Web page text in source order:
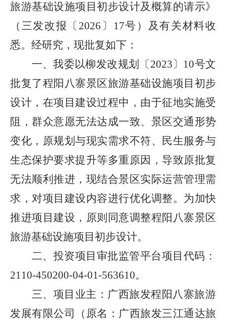
旅游基础设施项目初步设计及概算的请示》
（三发改报〔 2026 〕 17号）及有关材料收
悉。经研究，现批复如下：
一、我委以柳发改规划〔 2023〕 10号文
批复了程阳八寨景区旅游基础设施项目初步
设计，在项目建设过程中，由于征地实施受
阻，群众意愿无法达成一致、景区交通形势
变化，原规划与现实需求不符、民生服务与
生态保护要求提升等多重原因，导致原批复
无法顺利推进，现结合景区实际运营管理需
求，对项目建设内容进行优化调整。为加快
推进项目建设，原则同意调整程阳八寨景区
旅游基础设施项目初步设计。
二、投资项目审批监管平台项目代码：
2110-450200-04-01-563610。
三、项目业主：广西旅发程阳八寨旅游
发展有限公司（原名：广西旅发三江通达旅